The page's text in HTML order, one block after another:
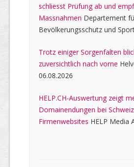
schliesst Prüfung ab und
Massnahmen Departement
Bevölkerungsschutz und
Trotz einiger Sorgenfalten
zuversichtlich nach vorne
06.08.2026
HELP.CH-Auswertung zeigt
Domainendungen bei
Firmenwebsites HELP Media